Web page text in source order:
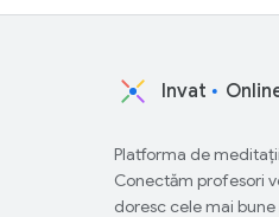
Invat
Platforma de
Conectăm profesori
doresc cele mai